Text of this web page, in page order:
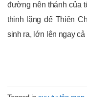
đường nên thánh của
thinh lặng để Thiên
sinh ra, lớn lên ngay